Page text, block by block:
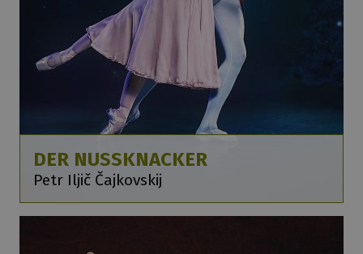
DER NUSSKNACKER
Petr Iljič Čajkovskij